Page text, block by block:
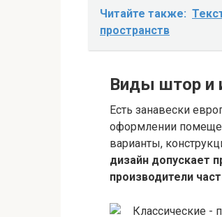
Читайте также:
пространств
Виды штор и
Есть занавески
оформлении
варианты,
дизайн допускает
производители